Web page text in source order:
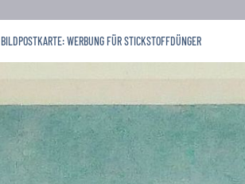
BILDPOSTKARTE: WERBUNG FÜR STICKSTOFFDÜNGER